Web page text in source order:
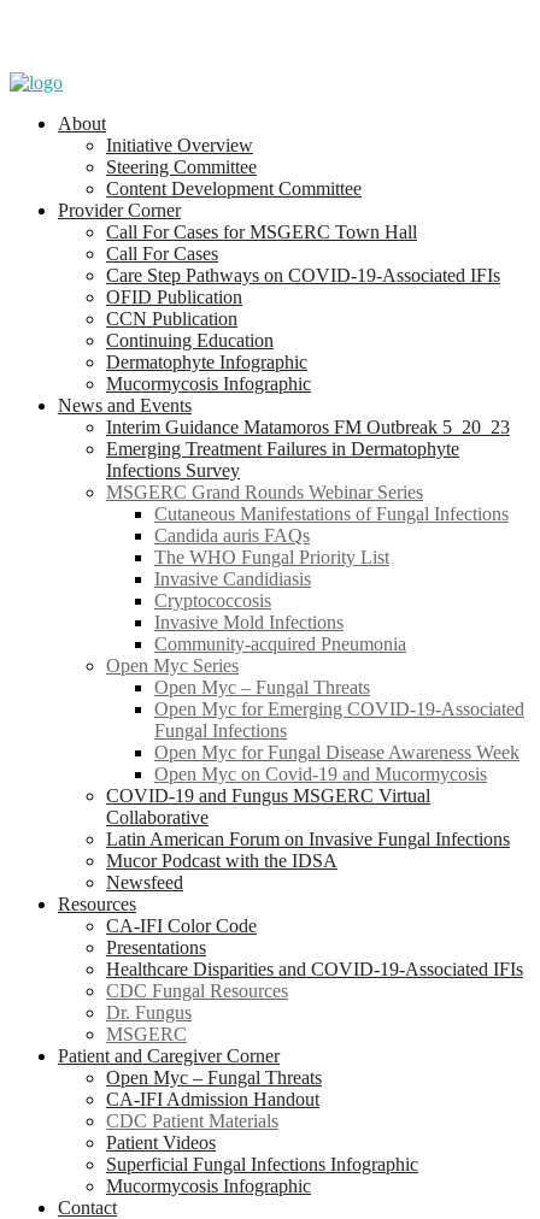
About
Initiative Overview
Steering Committee
Content Development Committee
Provider Corner
Call For Cases for MSGERC Town Hall
Call For Cases
Care Step Pathways on COVID-19-Associated IFIs
OFID Publication
CCN Publication
Continuing Education
Dermatophyte Infographic
Mucormycosis Infographic
News and Events
Interim Guidance Matamoros FM Outbreak 5_20_23
Emerging Treatment Failures in Dermatophyte
Infections Survey
MSGERC Grand Rounds Webinar Series
Cutaneous Manifestations of Fungal Infections
Candida auris FAQs
The WHO Fungal Priority List
Invasive Candidiasis
Cryptococcosis
Invasive Mold Infections
Community-acquired Pneumonia
Open Myc Series
Open Myc – Fungal Threats
Open Myc for Emerging COVID-19-Associated
Fungal Infections
Open Myc for Fungal Disease Awareness Week
Open Myc on Covid-19 and Mucormycosis
COVID-19 and Fungus MSGERC Virtual
Collaborative
Latin American Forum on Invasive Fungal Infections
Mucor Podcast with the IDSA
Newsfeed
Resources
CA-IFI Color Code
Presentations
Healthcare Disparities and COVID-19-Associated IFIs
CDC Fungal Resources
Dr. Fungus
MSGERC
Patient and Caregiver Corner
Open Myc – Fungal Threats
CA-IFI Admission Handout
CDC Patient Materials
Patient Videos
Superficial Fungal Infections Infographic
Mucormycosis Infographic
Contact